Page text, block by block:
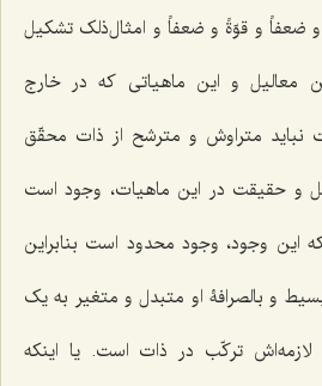
ضعفاً و قوّةً و ضعفاً و امثال‌ذلک تشکیل
معالیل و این ماهیاتى که در خارج
نباید متراوش و مترشح از ذات محقّق
و حقیقت در این ماهیات، وجود است
وجود، وجود محدود است بنابراین
و بالصرافۀ او متبدل و متغیر به یک
ترکّب در ذات است. یا اینکه